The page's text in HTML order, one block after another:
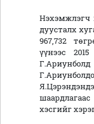
Нэхэмжлэгч
дуусталх
967,732
үүнээс
шаардлагаас
хэсгийг